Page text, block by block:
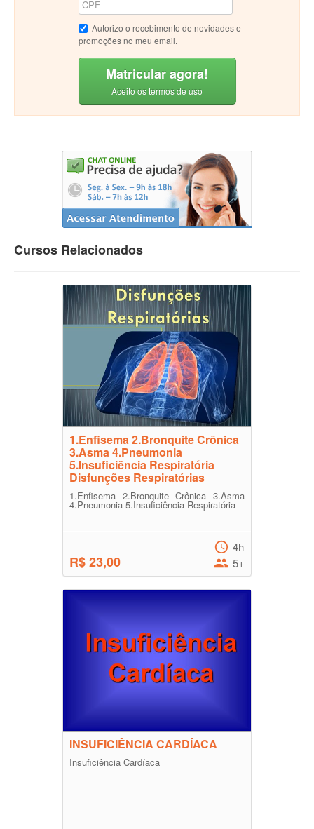
Autorizo o recebimento de novidades e
promoções no meu email.
Matricular agora!
Aceito os termos de uso
Cursos Relacionados
1.Enfisema 2.Bronquite Crônica
3.Asma 4.Pneumonia
5.Insuficiência Respiratória
Disfunções Respiratórias
1.Enfisema 2.Bronquite Crônica 3.Asma
4.Pneumonia 5.Insuficiência Respiratória
R$ 23,00
4h
5+
INSUFICIÊNCIA CARDÍACA
Insuficiência Cardíaca